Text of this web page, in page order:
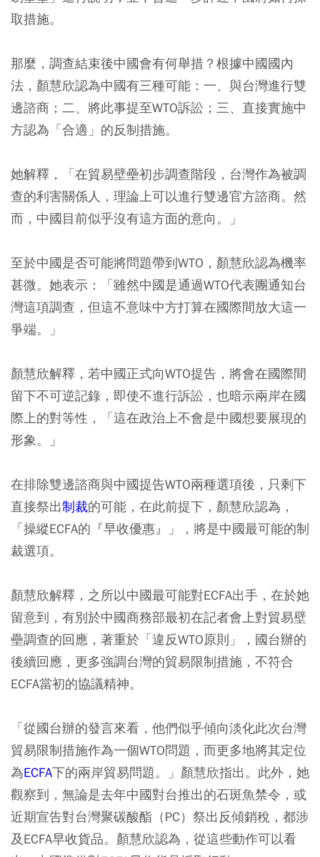
取措施。
那麼，調查結束後中國會有何舉措？根據中國國內
法，顏慧欣認為中國有三種可能：一、與台灣進行雙
邊諮商；二、將此事提至WTO訴訟；三、直接實施中
方認為「合適」的反制措施。
她解釋，「在貿易壁壘初步調查階段，台灣作為被調
查的利害關係人，理論上可以進行雙邊官方諮商。然
而，中國目前似乎沒有這方面的意向。」
至於中國是否可能將問題帶到WTO，顏慧欣認為機率
甚微。她表示：「雖然中國是通過WTO代表團通知台
灣這項調查，但這不意味中方打算在國際間放大這一
爭端。」
顏慧欣解釋，若中國正式向WTO提告，將會在國際間
留下不可逆記錄，即使不進行訴訟，也暗示兩岸在國
際上的對等性，「這在政治上不會是中國想要展現的
形象。」
在排除雙邊諮商與中國提告WTO兩種選項後，只剩下
直接祭出制裁的可能，在此前提下，顏慧欣認為，
「操縱ECFA的『早收優惠』」，將是中國最可能的制
裁選項。
顏慧欣解釋，之所以中國最可能對ECFA出手，在於她
留意到，有別於中國商務部最初在記者會上對貿易壁
壘調查的回應，著重於「違反WTO原則」，國台辦的
後續回應，更多強調台灣的貿易限制措施，不符合
ECFA當初的協議精神。
「從國台辦的發言來看，他們似乎傾向淡化此次台灣
貿易限制措施作為一個WTO問題，而更多地將其定位
為ECFA下的兩岸貿易問題。」顏慧欣指出。此外，她
觀察到，無論是去年中國對台推出的石斑魚禁令，或
近期宣告對台灣聚碳酸酯（PC）祭出反傾銷稅，都涉
及ECFA早收貨品。顏慧欣認為，從這些動作可以看